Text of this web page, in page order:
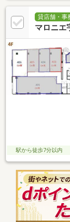
貸店舗・事
マロニエ
駅から徒歩7分以内